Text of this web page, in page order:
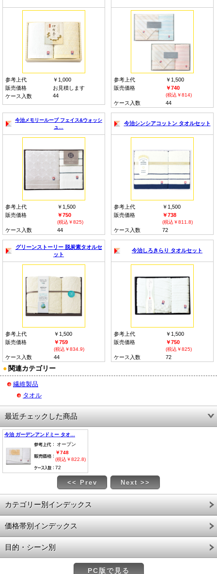
参考上代
￥1,000
販売価格
お見積します
ケース入数
44
参考上代
￥1,500
販売価格
￥740
(税込￥814)
ケース入数 44
今治メモリーループ フェイス&ウォッシ
ュ…
参考上代
￥1,500
販売価格
￥750
(税込￥825)
ケース入数 44
今治シンシアコットン タオルセット
参考上代
￥1,500
販売価格
￥738
(税込￥811.8)
ケース入数 72
グリーンストーリー 脱炭素タオルセ
ット
参考上代
￥1,500
販売価格
￥759
(税込￥834.9)
ケース入数 44
今治しろきらり タオルセット
参考上代
￥1,500
販売価格
￥750
(税込￥825)
ケース入数 72
● 関連カテゴリー
繊維製品
タオル
最近チェックした商品
今治 ガーデンアンドミー タオ…
オープン
￥748
(税込￥822.8)
72
<< Prev Next >>
カテゴリー別インデックス
価格帯別インデックス
目的・シーン別
PC版で見る